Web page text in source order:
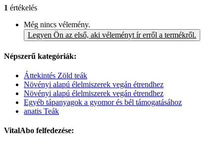
1 értékelés
Még nincs vélemény.
Legyen Ön az első, aki véleményt ír erről a termékről.
Népszerű kategóriák:
Áttekintés Zöld teák
Növényi alapú élelmiszerek vegán étrendhez
Növényi alapú élelmiszerek vegán étrendhez
Egyéb tápanyagok a gyomor és bél támogatásához
anatis Teák
VitalAbo felfedezése: